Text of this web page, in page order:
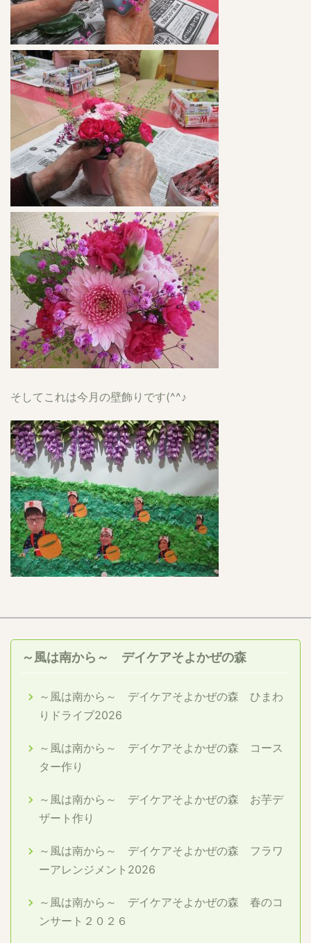
そしてこれは今月の壁飾りです(^^♪
～風は南から～ デイケアそよかぜの森
～風は南から～ デイケアそよかぜの森 ひまわ
りドライブ2026
～風は南から～ デイケアそよかぜの森 コース
ター作り
～風は南から～ デイケアそよかぜの森 お芋デ
ザート作り
～風は南から～ デイケアそよかぜの森 フラワ
ーアレンジメント2026
～風は南から～ デイケアそよかぜの森 春のコ
ンサート２０２６